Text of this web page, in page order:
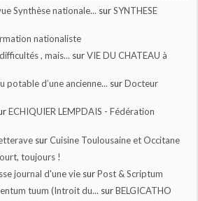
Synthèse nationale... surSYNTHESE
nationaliste
, mais... surVIE DU CHATEAU à
potable d’une ancienne... surDocteur
ECHIQUIER LEMPDAIS - Fédération
surCuisine Toulousaine et Occitane
toujours !
journal d'une vie surPost & Scriptum
tuum (Introit du... surBELGICATHO